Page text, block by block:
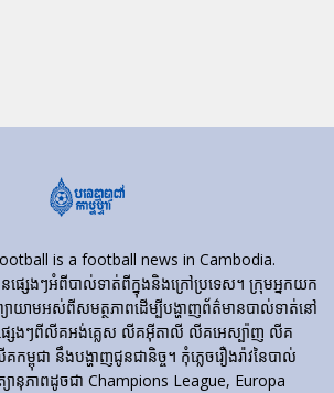
is a football news in Cambodia.
ផ្សេងៗ​អំពី​បាល់ទាត់​ពី​ក្នុង​និង​ក្រៅ​ប្រទេស។ ក្រុមអ្នកយក
យាមអស់ពីសមត្ថភាពដើម្បីបង្ហាញព័ត៌មានបាល់ទាត់នៅ
ផ្សេងៗពីលីគអង់គ្លេស លីគអ៊ីតាលី លីគអេស្ប៉ាញ លីគ
ម្ពុជា នឹងបង្ហាញជូនជានិច្ច។ កុំភ្លេចរឿងរ៉ាវនៃបាល់
ានុភាពដូចជា Champions League, Europa